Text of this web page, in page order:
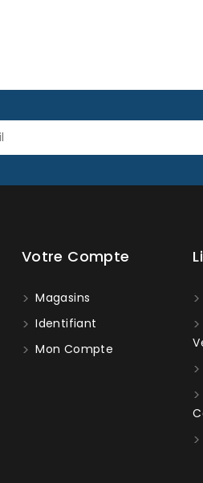
Votre Compte
Magasins
Identifiant
Mon Compte